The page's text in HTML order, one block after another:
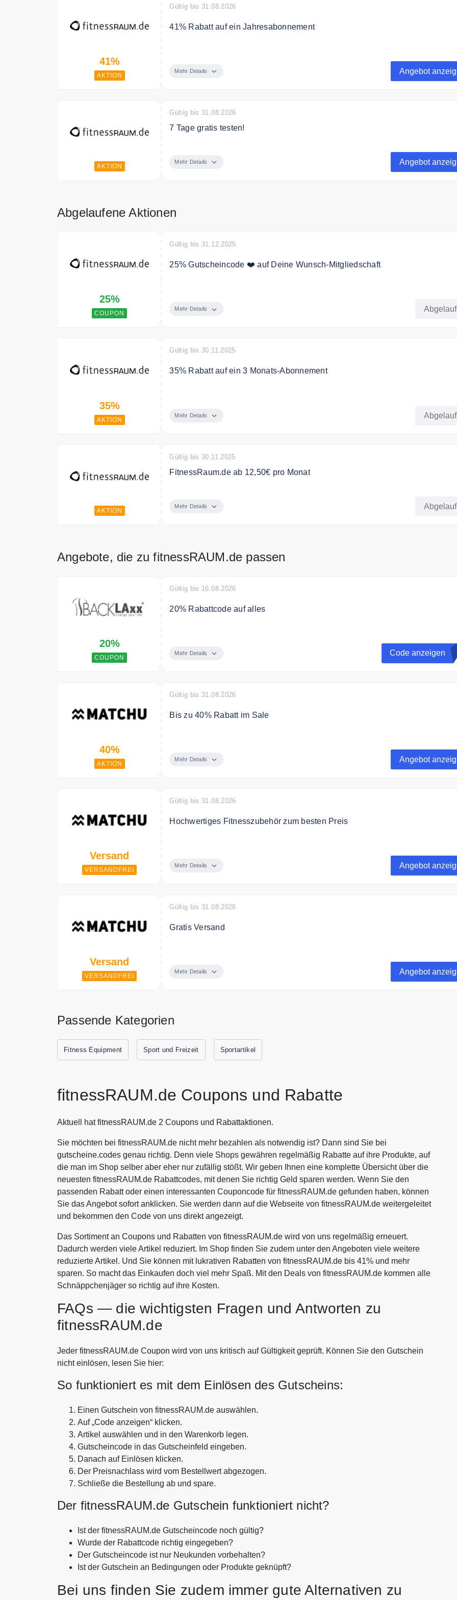
41%
AKTION
Gültig bis 31.08.2026
41% Rabatt auf ein Jahresabonnement
Mehr Details Angebot
AKTION
Gültig bis 31.08.2026
7 Tage gratis testen!
Mehr Details Angebot
Abgelaufene Aktionen
25%
COUPON
Gültig bis 31.12.2025
25% Gutscheincode ❤️ auf Deine Wunsch-Mitgliedschaft
Mehr Details
35%
AKTION
Gültig bis 30.11.2025
35% Rabatt auf ein 3 Monats-Abonnement
Mehr Details
AKTION
Gültig bis 30.11.2025
FitnessRaum.de ab 12,50€ pro Monat
Mehr Details
Angebote, die zu fitnessRAUM.de passen
20%
COUPON
Gültig bis 16.08.2026
20% Rabattcode auf alles
Mehr Details Code anzeigen
40%
AKTION
Gültig bis 31.08.2026
Bis zu 40% Rabatt im Sale
Mehr Details Angebot
Versand
VERSANDFREI
Gültig bis 31.08.2026
Hochwertiges Fitnesszubehör zum besten Preis
Mehr Details Angebot
Versand
VERSANDFREI
Gültig bis 31.08.2026
Gratis Versand
Mehr Details Angebot
Passende Kategorien
Fitness Equipment Sport und Freizeit Sportartikel
fitnessRAUM.de Coupons und Rabatte
Aktuell hat fitnessRAUM.de 2 Coupons und Rabattaktionen.
Sie möchten bei fitnessRAUM.de nicht mehr bezahlen als notwendig ist? Dann sind Sie bei
gutscheine.codes genau richtig. Denn viele Shops gewähren regelmäßig Rabatte auf ihre Produkte, auf
die man im Shop selber aber eher nur zufällig stößt. Wir geben Ihnen eine komplette Übersicht über die
neuesten fitnessRAUM.de Rabattcodes, mit denen Sie richtig Geld sparen werden. Wenn Sie den
passenden Rabatt oder einen interessanten Couponcode für fitnessRAUM.de gefunden haben, können
Sie das Angebot sofort anklicken. Sie werden dann auf die Webseite von fitnessRAUM.de weitergeleitet
und bekommen den Code von uns direkt angezeigt.
Das Sortiment an Coupons und Rabatten von fitnessRAUM.de wird von uns regelmäßig erneuert.
Dadurch werden viele Artikel reduziert. Im Shop finden Sie zudem unter den Angeboten viele weitere
reduzierte Artikel. Und Sie können mit lukrativen Rabatten von fitnessRAUM.de bis 41% und mehr
sparen. So macht das Einkaufen doch viel mehr Spaß. Mit den Deals von fitnessRAUM.de kommen alle
Schnäppchenjäger so richtig auf ihre Kosten.
FAQs — die wichtigsten Fragen und Antworten zu
fitnessRAUM.de
Jeder fitnessRAUM.de Coupon wird von uns kritisch auf Gültigkeit geprüft. Können Sie den Gutschein
nicht einlösen, lesen Sie hier:
So funktioniert es mit dem Einlösen des Gutscheins:
Einen Gutschein von fitnessRAUM.de auswählen.
Auf „Code anzeigen“ klicken.
Artikel auswählen und in den Warenkorb legen.
Gutscheincode in das Gutscheinfeld eingeben.
Danach auf Einlösen klicken.
Der Preisnachlass wird vom Bestellwert abgezogen.
Schließe die Bestellung ab und spare.
Der fitnessRAUM.de Gutschein funktioniert nicht?
Ist der fitnessRAUM.de Gutscheincode noch gültig?
Wurde der Rabattcode richtig eingegeben?
Der Gutscheincode ist nur Neukunden vorbehalten?
Ist der Gutschein an Bedingungen oder Produkte geknüpft?
Bei uns finden Sie zudem immer gute Alternativen zu